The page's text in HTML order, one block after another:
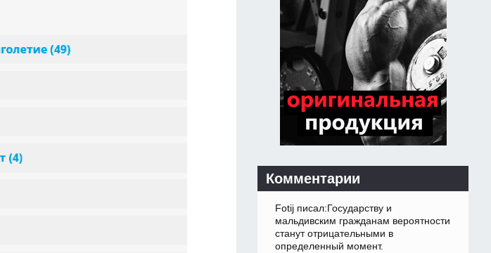
Комментарии
Fotij писал:Государству и
мальдивским гражданам вероятности
станут отрицательными в
определенный момент.